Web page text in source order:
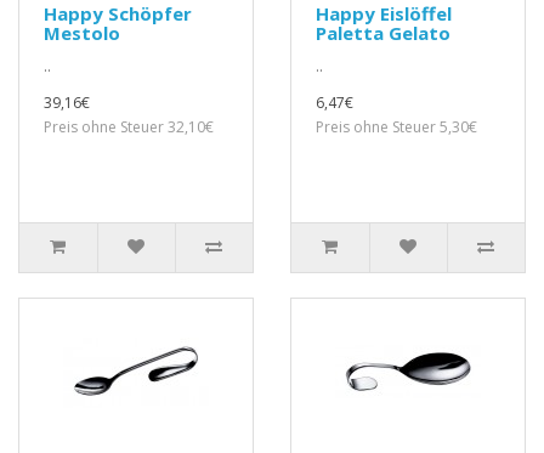
Happy Schöpfer
Mestolo
..
39,16€
Preis ohne Steuer 32,10€
Happy Eislöffel
Paletta Gelato
..
6,47€
Preis ohne Steuer 5,30€